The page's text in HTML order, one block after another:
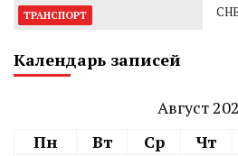
ТРАНСПОРТ
Календарь записей
Август
Пн
Вт Ср Чт